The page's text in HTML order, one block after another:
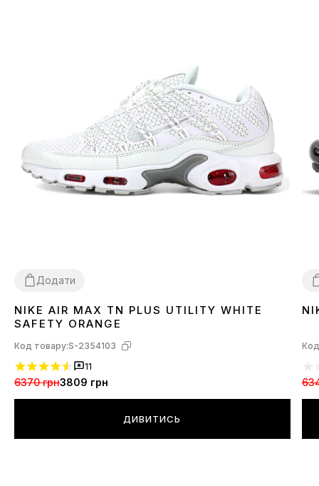
Додати
3738 42
NIKE AIR MAX TN PLUS UTILITY WHITE
SAFETY ORANGE
Код товару:S-2354103
11
6370 грн3809 грн
ДИВИТИСЬ